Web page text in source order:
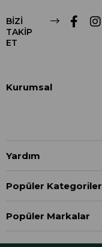
BİZİ
TAKİP
ET
Kurumsal
Yardım
Popüler Kategoriler
Popüler Markalar